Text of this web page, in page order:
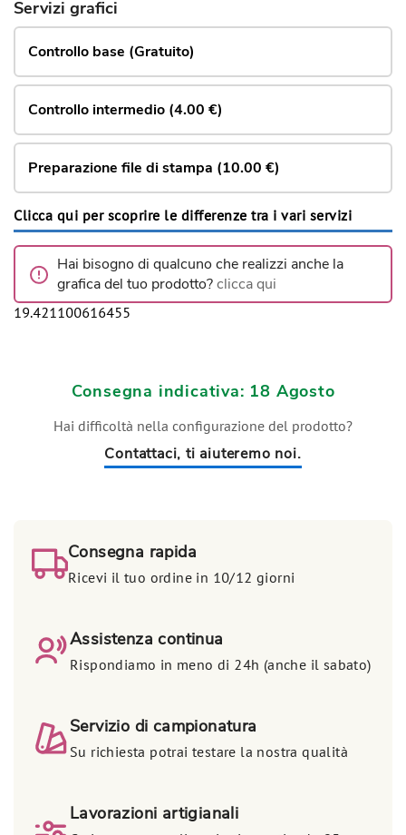
Servizi grafici
Controllo base (Gratuito)
Controllo intermedio (4.00 €)
Preparazione file di stampa (10.00 €)
Clicca qui per scoprire le differenze tra i vari servizi
Hai bisogno di qualcuno che realizzi anche la
grafica del tuo prodotto?clicca qui
19.421100616455
Consegna indicativa: 18 Agosto
Hai difficoltà nella configurazione del prodotto?
Contattaci, ti aiuteremo noi.
Consegna rapida
Ricevi il tuo ordine in 10/12 giorni
Assistenza continua
Rispondiamo in meno di 24h (anche il sabato)
Servizio di campionatura
Su richiesta potrai testare la nostra qualità
Lavorazioni artigianali